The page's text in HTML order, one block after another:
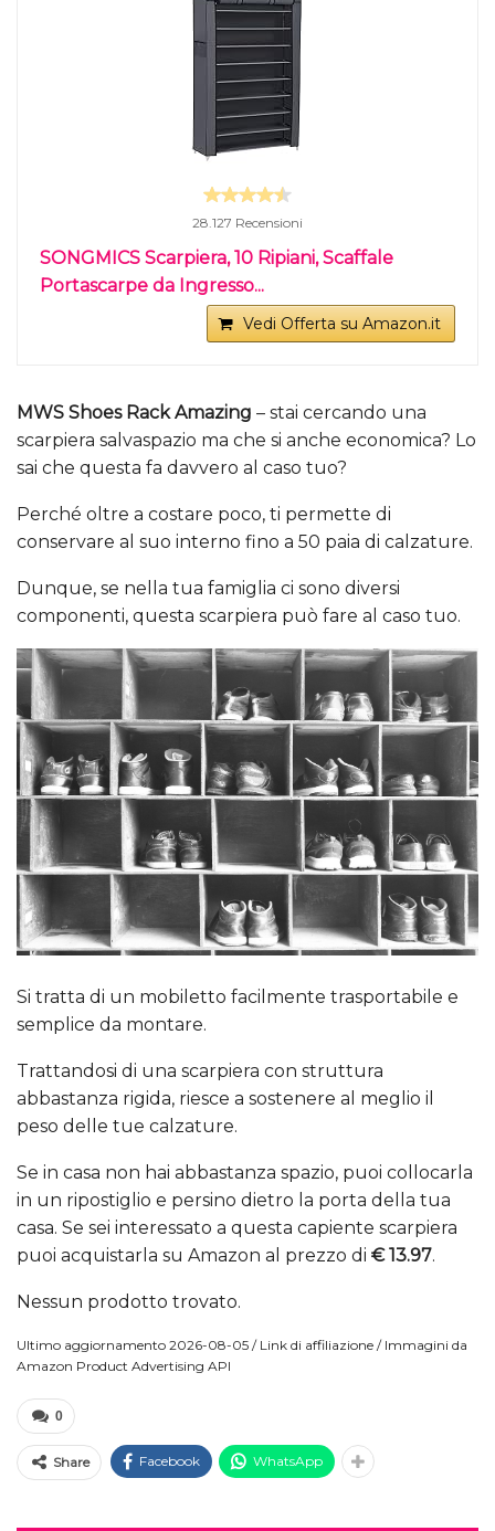
28.127 Recensioni
SONGMICS Scarpiera, 10 Ripiani, Scaffale
Portascarpe da Ingresso...
Vedi Offerta su Amazon.it
MWS Shoes Rack Amazing – stai cercando una
scarpiera salvaspazio ma che si anche economica? Lo
sai che questa fa davvero al caso tuo?
Perché oltre a costare poco, ti permette di
conservare al suo interno fino a 50 paia di calzature.
Dunque, se nella tua famiglia ci sono diversi
componenti, questa scarpiera può fare al caso tuo.
Si tratta di un mobiletto facilmente trasportabile e
semplice da montare.
Trattandosi di una scarpiera con struttura
abbastanza rigida, riesce a sostenere al meglio il
peso delle tue calzature.
Se in casa non hai abbastanza spazio, puoi collocarla
in un ripostiglio e persino dietro la porta della tua
casa. Se sei interessato a questa capiente scarpiera
puoi acquistarla su Amazon al prezzo di € 13.97.
Nessun prodotto trovato.
Ultimo aggiornamento 2026-08-05 / Link di affiliazione / Immagini da
Amazon Product Advertising API
0
Share Facebook WhatsApp